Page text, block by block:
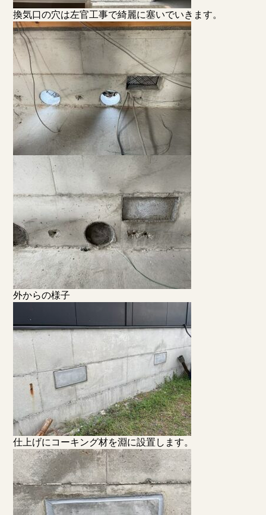
換気口の穴は左官工事で綺麗に塞いでいきます。
外からの様子
仕上げにコーキング材を淵に設置します。